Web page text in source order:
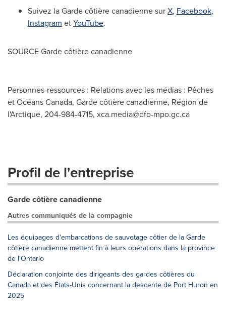
Suivez la Garde côtière canadienne surX, Facebook,
Instagram etYouTube.
SOURCE Garde côtière canadienne
Personnes-ressources : Relations avec les médias : Pêches
et Océans Canada, Garde côtière canadienne, Région de
l'Arctique, 204-984-4715, xca.media@dfo-mpo.gc.ca
Profil de l'entreprise
Garde côtière canadienne
Autres communiqués de la compagnie
Les équipages d'embarcations de sauvetage côtier de la Garde
côtière canadienne mettent fin à leurs opérations dans la province
de l'Ontario
Déclaration conjointe des dirigeants des gardes côtières du
Canada et des États-Unis concernant la descente de Port Huron en
2025